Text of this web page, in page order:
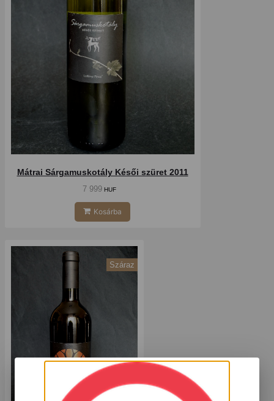
Mátrai Sárgamuskotály Késői szüret 2011
7 999 HUF
Kosárba
Száraz